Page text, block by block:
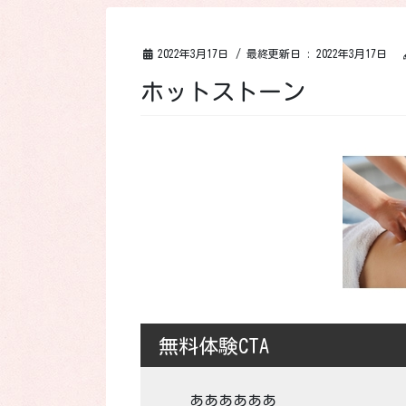
2022年3月17日 / 最終更新日 :2022年3月17日
ホットストーン
無料体験CTA
ああああああ